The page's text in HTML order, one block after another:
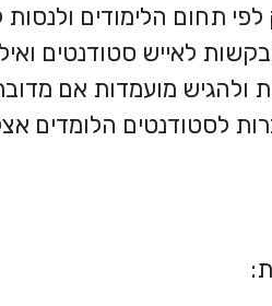
תחום הלימודים
לאייש סטודנטים
מועמדות אם מדובר
לסטודנטים הלומדים